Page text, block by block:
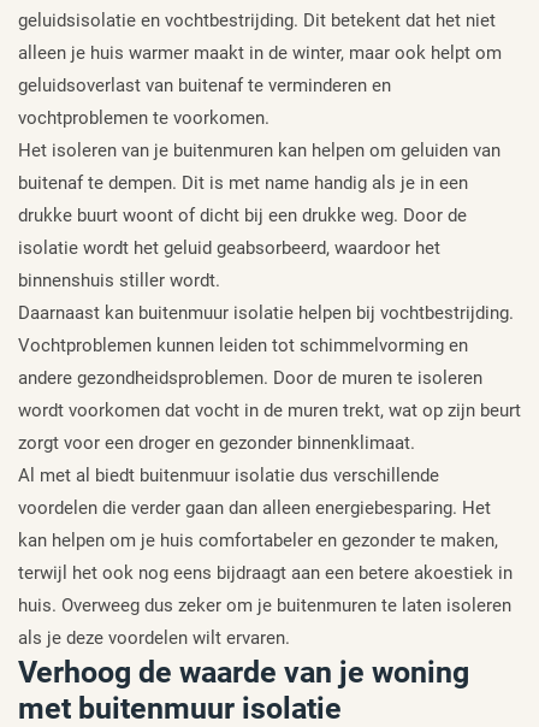
geluidsisolatie en vochtbestrijding. Dit betekent dat het niet
alleen je huis warmer maakt in de winter, maar ook helpt om
geluidsoverlast van buitenaf te verminderen en
vochtproblemen te voorkomen.
Het isoleren van je buitenmuren kan helpen om geluiden van
buitenaf te dempen. Dit is met name handig als je in een
drukke buurt woont of dicht bij een drukke weg. Door de
isolatie wordt het geluid geabsorbeerd, waardoor het
binnenshuis stiller wordt.
Daarnaast kan buitenmuur isolatie helpen bij vochtbestrijding.
Vochtproblemen kunnen leiden tot schimmelvorming en
andere gezondheidsproblemen. Door de muren te isoleren
wordt voorkomen dat vocht in de muren trekt, wat op zijn beurt
zorgt voor een droger en gezonder binnenklimaat.
Al met al biedt buitenmuur isolatie dus verschillende
voordelen die verder gaan dan alleen energiebesparing. Het
kan helpen om je huis comfortabeler en gezonder te maken,
terwijl het ook nog eens bijdraagt aan een betere akoestiek in
huis. Overweeg dus zeker om je buitenmuren te laten isoleren
als je deze voordelen wilt ervaren.
Verhoog de waarde van je woning
met buitenmuur isolatie